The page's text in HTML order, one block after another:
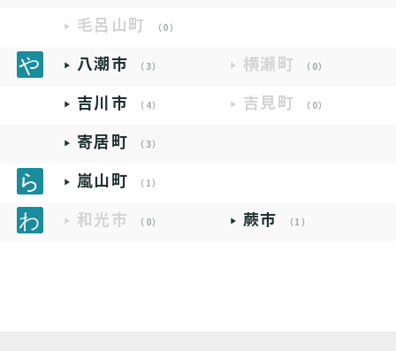
毛呂山町 （0）
八潮市 （3） 横瀬町 （0）
吉川市 （4） 吉見町 （0）
寄居町 （3）
嵐山町 （1）
和光市 （0） 蕨市 （1）